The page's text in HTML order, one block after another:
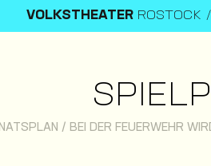
VOLKSTHEATER ROSTOCK
/ BEI DER FEUERWEHR